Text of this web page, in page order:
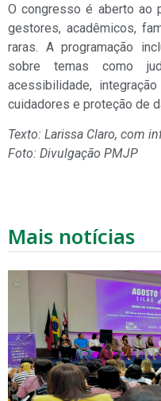
O congresso é aberto ao
gestores, acadêmicos,
raras. A programação
sobre temas como
acessibilidade,
cuidadores e proteção de
Texto: Larissa Claro, com
Foto: Divulgação PMJP
Mais notícias